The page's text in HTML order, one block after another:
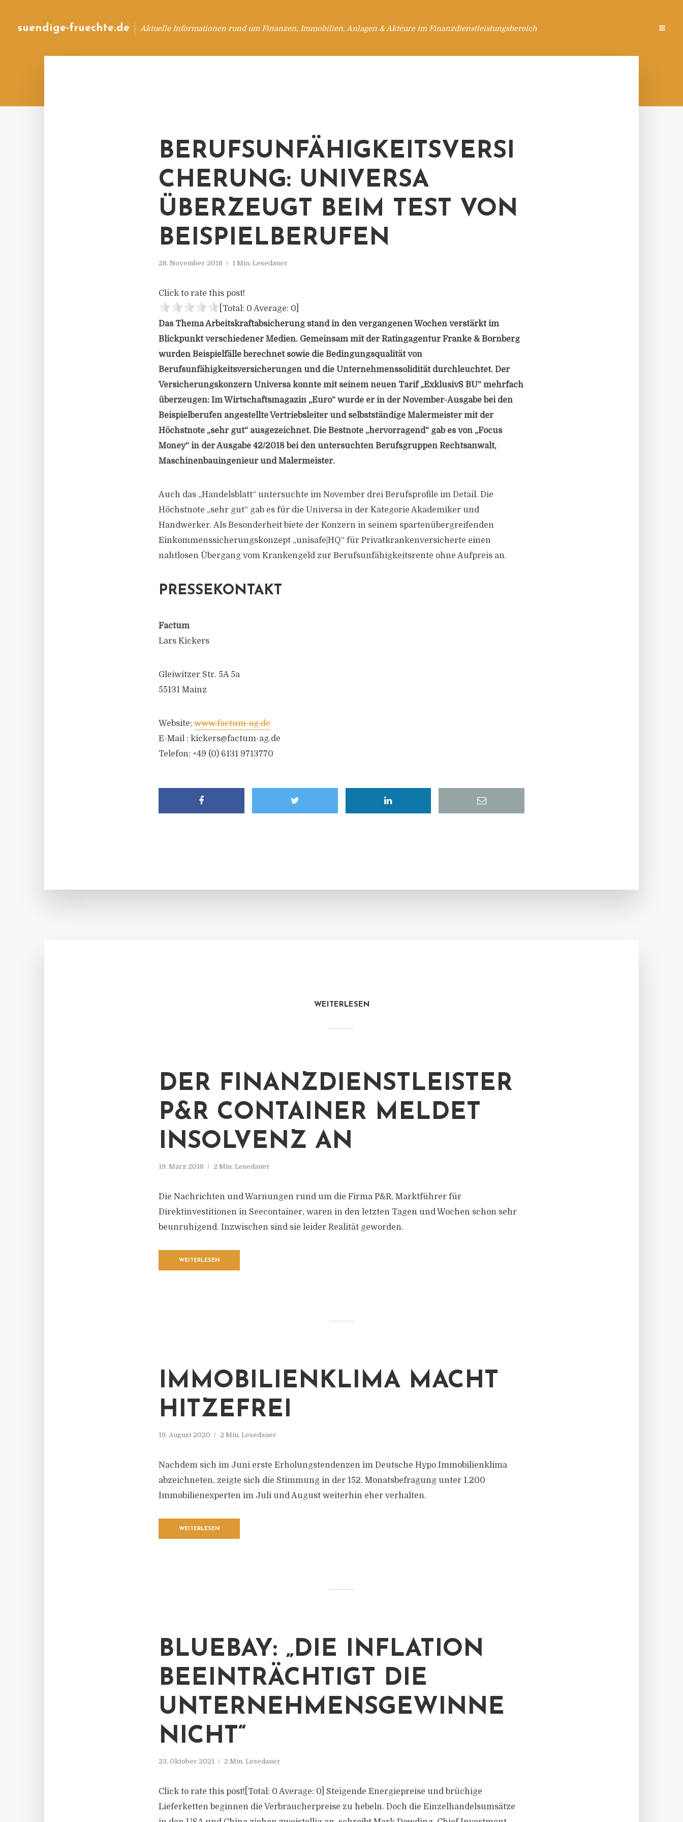
suendige-fruechte.de Aktuelle Informationen rund um Finanzen, Immobilien, Anlagen & Akteure im Finanzdienstleistungsbereich
BERUFSUNFÄHIGKEITSVERSI
CHERUNG: UNIVERSA
ÜBERZEUGT BEIM TEST VON
BEISPIELBERUFEN
28. November 2018 1 Min. Lesedauer
Click to rate this post!
[Total: 0 Average: 0
Das Thema Arbeitskraftabsicherung stand in den vergangenen Wochen verstärkt im
Blickpunkt verschiedener Medien. Gemeinsam mit der Ratingagentur Franke & Bornberg
wurden Beispielfälle berechnet sowie die Bedingungsqualität von
Berufsunfähigkeitsversicherungen und die Unternehmenssolidität durchleuchtet. Der
Versicherungskonzern Universa konnte mit seinem neuen Tarif „ExklusivS BU“ mehrfach
überzeugen: Im Wirtschaftsmagazin „Euro“ wurde er in der November-Ausgabe bei den
Beispielberufen angestellte Vertriebsleiter und selbstständige Malermeister mit der
Höchstnote „sehr gut“ ausgezeichnet. Die Bestnote „hervorragend“ gab es von „Focus
Money“ in der Ausgabe 42/2018 bei den untersuchten Berufsgruppen Rechtsanwalt,
Maschinenbauingenieur und Malermeister.
Auch das „Handelsblatt“ untersuchte im November drei Berufsprofile im Detail. Die
Höchstnote „sehr gut“ gab es für die Universa in der Kategorie Akademiker und
Handwerker. Als Besonderheit biete der Konzern in seinem spartenübergreifenden
Einkommenssicherungskonzept „unisafe|HQ“ für Privatkrankenversicherte einen
nahtlosen Übergang vom Krankengeld zur Berufsunfähigkeitsrente ohne Aufpreis an.
PRESSEKONTAKT
Factum
Lars Kickers
Gleiwitzer Str. 5A 5a
55131 Mainz
Website: www.factum-ag.de
E-Mail : kickers@factum-ag.de
Telefon: +49 (0) 6131 9713770
WEITERLESEN
DER FINANZDIENSTLEISTER
P&R CONTAINER MELDET
INSOLVENZ AN
19. März 2018 2 Min. Lesedauer
Die Nachrichten und Warnungen rund um die Firma P&R, Marktführer für
Direktinvestitionen in Seecontainer, waren in den letzten Tagen und Wochen schon sehr
beunruhigend. Inzwischen sind sie leider Realität geworden.
WEITERLESEN
IMMOBILIENKLIMA MACHT
HITZEFREI
19. August 2020 2 Min. Lesedauer
Nachdem sich im Juni erste Erholungstendenzen im Deutsche Hypo Immobilienklima
abzeichneten, zeigte sich die Stimmung in der 152. Monatsbefragung unter 1.200
Immobilienexperten im Juli und August weiterhin eher verhalten.
WEITERLESEN
BLUEBAY: „DIE INFLATION
BEEINTRÄCHTIGT DIE
UNTERNEHMENSGEWINNE
NICHT“
23. Oktober 2021 2 Min. Lesedauer
Click to rate this post![Total: 0 Average: 0] Steigende Energiepreise und brüchige
Lieferketten beginnen die Verbraucherpreise zu hebeln. Doch die Einzelhandelsumsätze